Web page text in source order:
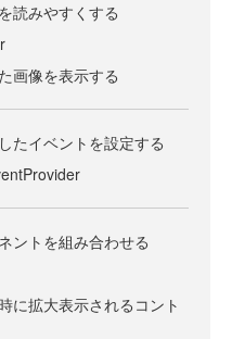
読みやすくする
画像を表示する
たイベントを設定する
ントを組み合わせる
に拡大表示されるコント